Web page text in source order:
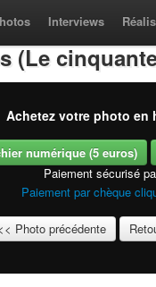
Interviews
(Le
Achetez votre photo en
numérique (5 euros)
Paiement sécurisé
Paiement par chèque
Photo précédente